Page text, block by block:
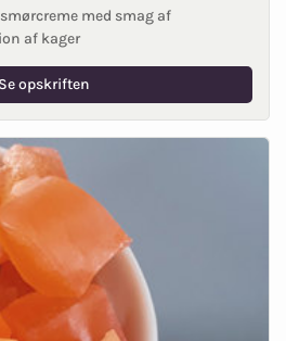
med smag af
af kager
Se opskriften